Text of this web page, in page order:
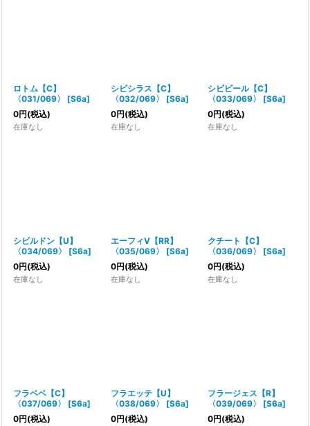
ロトム【C】
〈031/069〉
[S6a]
0円(税込)
在庫なし
シビシラス【C】
〈032/069〉
[S6a]
0円(税込)
在庫なし
シビビール【C】
〈033/069〉
[S6a]
0円(税込)
在庫なし
シビルドン【U】
〈034/069〉
[S6a]
0円(税込)
在庫なし
エーフィV【RR】
〈035/069〉
[S6a]
0円(税込)
在庫なし
クチート【C】
〈036/069〉
[S6a]
0円(税込)
在庫なし
フラベベ【C】
〈037/069〉
[S6a]
0円(税込)
フラエッテ【U】
〈038/069〉
[S6a]
0円(税込)
フラージェス【R】
〈039/069〉
[S6a]
0円(税込)